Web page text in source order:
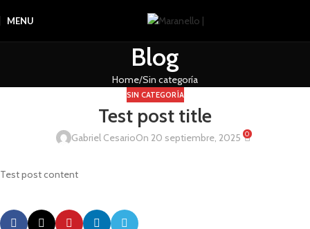
MENU
Blog
Home Sin categoría
SIN CATEGORÍA
Test post title
Gabriel CesarioOn 20 septiembre, 2025 0
Test post content